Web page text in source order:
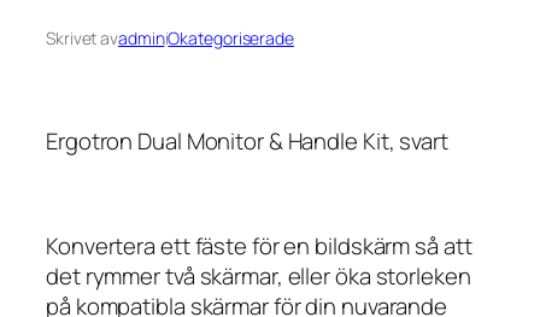
Skrivet avadminiOkategoriserade
Ergotron Dual Monitor & Handle Kit, svart
Konvertera ett fäste för en bildskärm så att
det rymmer två skärmar, eller öka storleken
på kompatibla skärmar för din nuvarande